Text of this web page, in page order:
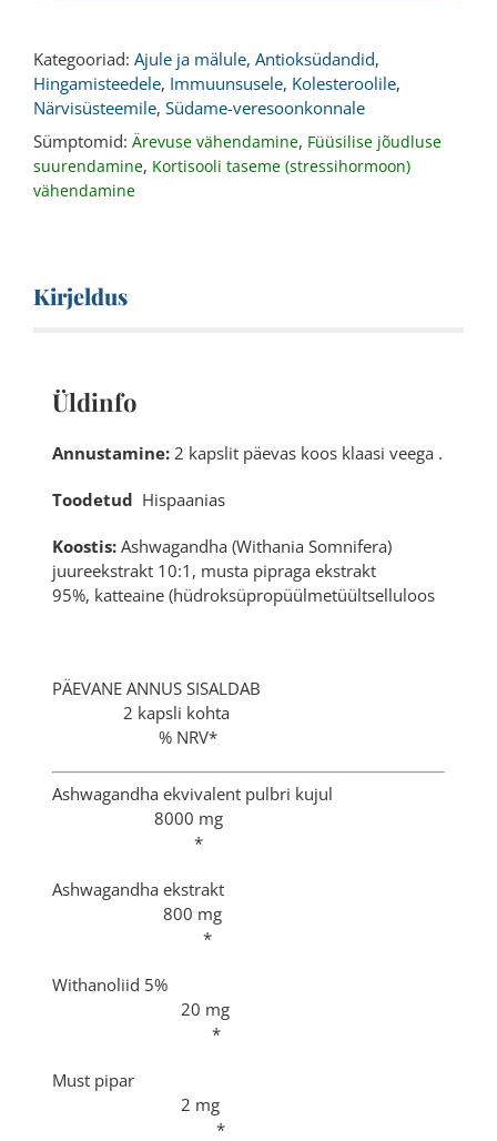
kogus
Kategooriad: Ajule ja mälule, Antioksüdandid,
Hingamisteedele, Immuunsusele, Kolesteroolile,
Närvisüsteemile, Südame-veresoonkonnale
Sümptomid: Ärevuse vähendamine, Füüsilise jõudluse
suurendamine, Kortisooli taseme (stressihormoon)
vähendamine
Kirjeldus
Üldinfo
Annustamine:2 kapslit päevas koos klaasi veega .
Toodetud Hispaanias
Koostis:Ashwagandha (Withania Somnifera)
juureekstrakt 10:1, musta pipraga ekstrakt
95%, katteaine (hüdroksüpropüülmetüültselluloos
PÄEVANE ANNUS SISALDAB
2 kapsli kohta
% NRV*
Ashwagandha ekvivalent pulbri kujul
8000 mg
*
Ashwagandha ekstrakt
800 mg
*
Withanoliid 5%
20 mg
*
Must pipar
2 mg
*